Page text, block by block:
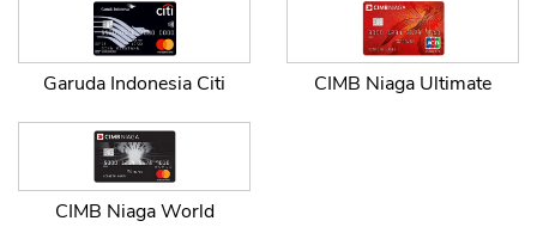
Garuda Indonesia Citi CIMB Niaga Ultimate
CIMB Niaga World